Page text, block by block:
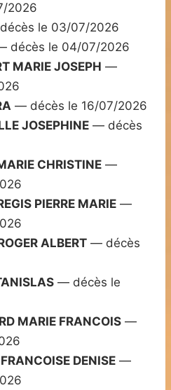
2026
le 03/07/2026
décès le 04/07/2026
MARIE JOSEPH —
— décès le 16/07/2026
JOSEPHINE — décès
CHRISTINE —
PIERRE MARIE —
ALBERT — décès
— décès le
MARIE FRANCOIS —
DENISE —